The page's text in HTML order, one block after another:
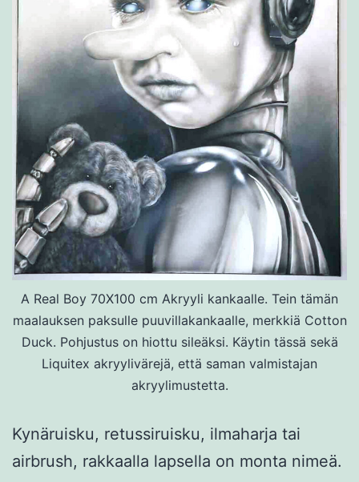
A Real Boy 70X100 cm Akryyli kankaalle. Tein tämän
maalauksen paksulle puuvillakankaalle, merkkiä Cotton
Duck. Pohjustus on hiottu sileäksi. Käytin tässä sekä
Liquitex akryylivärejä, että saman valmistajan
akryylimustetta.
Kynäruisku, retussiruisku, ilmaharja tai
airbrush, rakkaalla lapsella on monta nimeä.